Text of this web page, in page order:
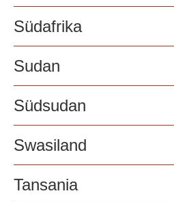
Südafrika
Sudan
Südsudan
Swasiland
Tansania